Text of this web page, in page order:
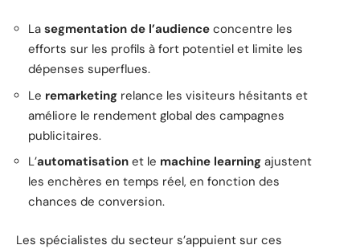
La segmentation de l’audience concentre les
efforts sur les profils à fort potentiel et limite les
dépenses superflues.
Le remarketing relance les visiteurs hésitants et
améliore le rendement global des campagnes
publicitaires.
L’automatisation et le machine learning ajustent
les enchères en temps réel, en fonction des
chances de conversion.
Les spécialistes du secteur s’appuient sur ces